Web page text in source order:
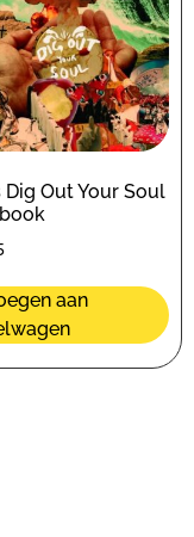
Dig Out Your Soul
aan